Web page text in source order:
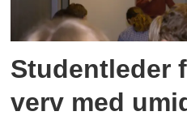
Studentleder
verv med